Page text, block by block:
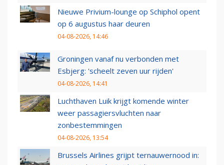
Nieuwe Privium-lounge op Schiphol opent
op 6 augustus haar deuren
04-08-2026, 14:46
Groningen vanaf nu verbonden met
Esbjerg: 'scheelt zeven uur rijden'
04-08-2026, 14:41
Luchthaven Luik krijgt komende winter
weer passagiersvluchten naar
zonbestemmingen
04-08-2026, 13:54
Brussels Airlines grijpt ternauwernood in: